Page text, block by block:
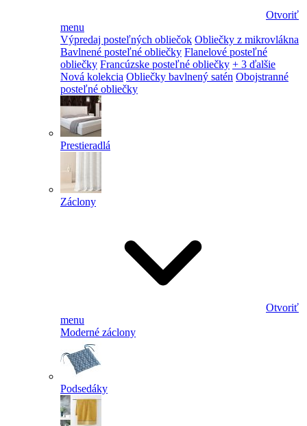
Otvoriť
menu
Výpredaj posteľných obliečok Obliečky z mikrovlákna
Bavlnené posteľné obliečky Flanelové posteľné
obliečky Francúzske posteľné obliečky + 3 ďalšie
Nová kolekcia Obliečky bavlnený satén Obojstranné
posteľné obliečky
Prestieradlá
Záclony
Otvoriť
menu
Moderné záclony
Podsedáky